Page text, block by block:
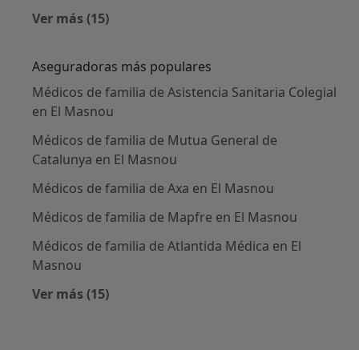
Ver más (15)
Aseguradoras más populares
Médicos de familia de Asistencia Sanitaria Colegial
en El Masnou
Médicos de familia de Mutua General de
Catalunya en El Masnou
Médicos de familia de Axa en El Masnou
Médicos de familia de Mapfre en El Masnou
Médicos de familia de Atlantida Médica en El
Masnou
Ver más (15)